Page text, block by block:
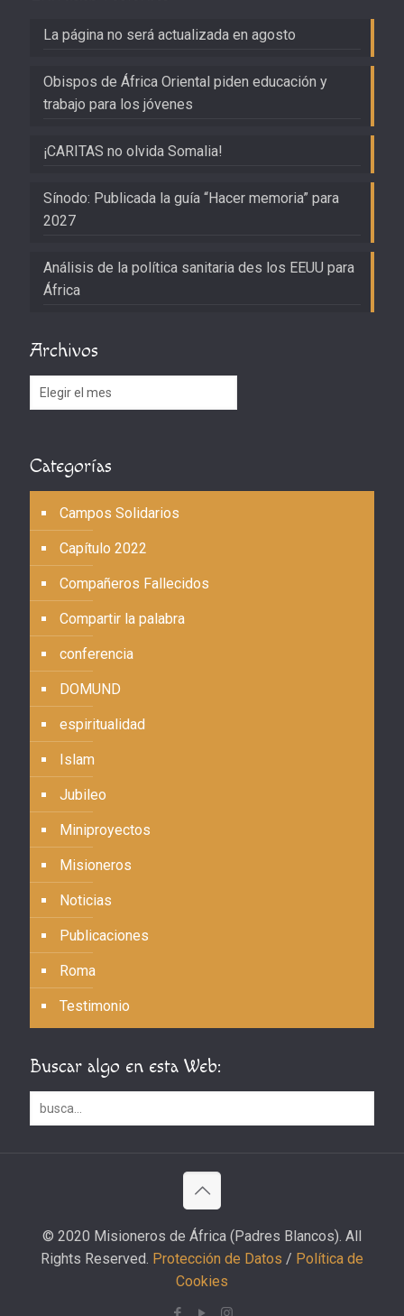
La página no será actualizada en agosto
Obispos de África Oriental piden educación y
trabajo para los jóvenes
¡CARITAS no olvida Somalia!
Sínodo: Publicada la guía “Hacer memoria” para
2027
Análisis de la política sanitaria des los EEUU para
África
Archivos
Archivos
Categorías
Campos Solidarios
Capítulo 2022
Compañeros Fallecidos
Compartir la palabra
conferencia
DOMUND
espiritualidad
Islam
Jubileo
Miniproyectos
Misioneros
Noticias
Publicaciones
Roma
Testimonio
Buscar algo en esta Web:
© 2020 Misioneros de África (Padres Blancos). All
Rights Reserved. Protección de Datos / Política de
Cookies